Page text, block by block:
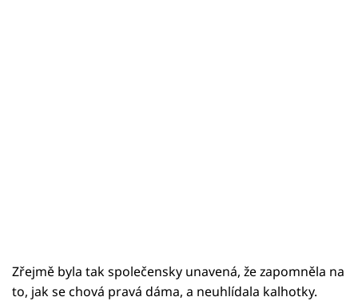
Zřejmě byla tak společensky unavená, že zapomněla na
to, jak se chová pravá dáma, a neuhlídala kalhotky.